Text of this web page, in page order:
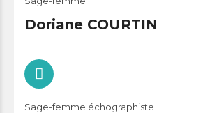
Doriane COURTIN
Sage-femme échographiste